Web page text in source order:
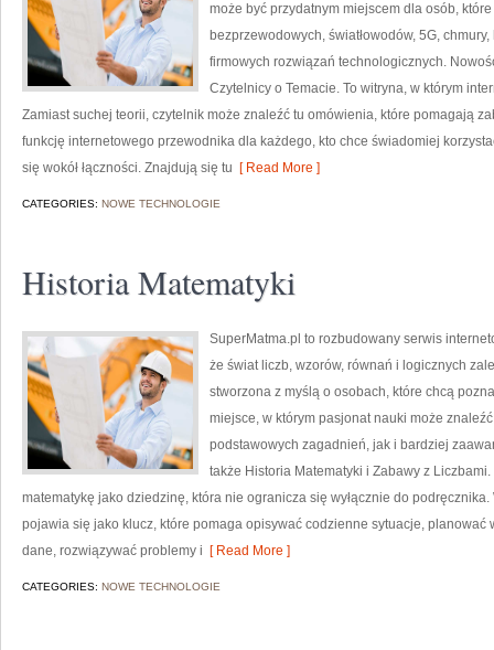
może być przydatnym miejscem dla osób,
bezprzewodowych, światłowodów, 5G,
firmowych rozwiązań technologicznych.
Czytelnicy o Temacie. To witryna, w którym
Zamiast suchej teorii, czytelnik może znaleźć tu omówienia, które pomagają
funkcję internetowego przewodnika dla każdego, kto chce świadomiej
się wokół łączności. Znajdują się tu [ Read More ]
CATEGORIES: NOWE TECHNOLOGIE
Historia Matematyki
SuperMatma.pl to rozbudowany serwis
że świat liczb, wzorów, równań i logicznych
stworzona z myślą o osobach, które chcą
miejsce, w którym pasjonat nauki może
podstawowych zagadnień, jak i bardziej
także Historia Matematyki i Zabawy z
matematykę jako dziedzinę, która nie ogranicza się wyłącznie do
pojawia się jako klucz, które pomaga opisywać codzienne sytuacje,
dane, rozwiązywać problemy i [ Read More ]
CATEGORIES: NOWE TECHNOLOGIE